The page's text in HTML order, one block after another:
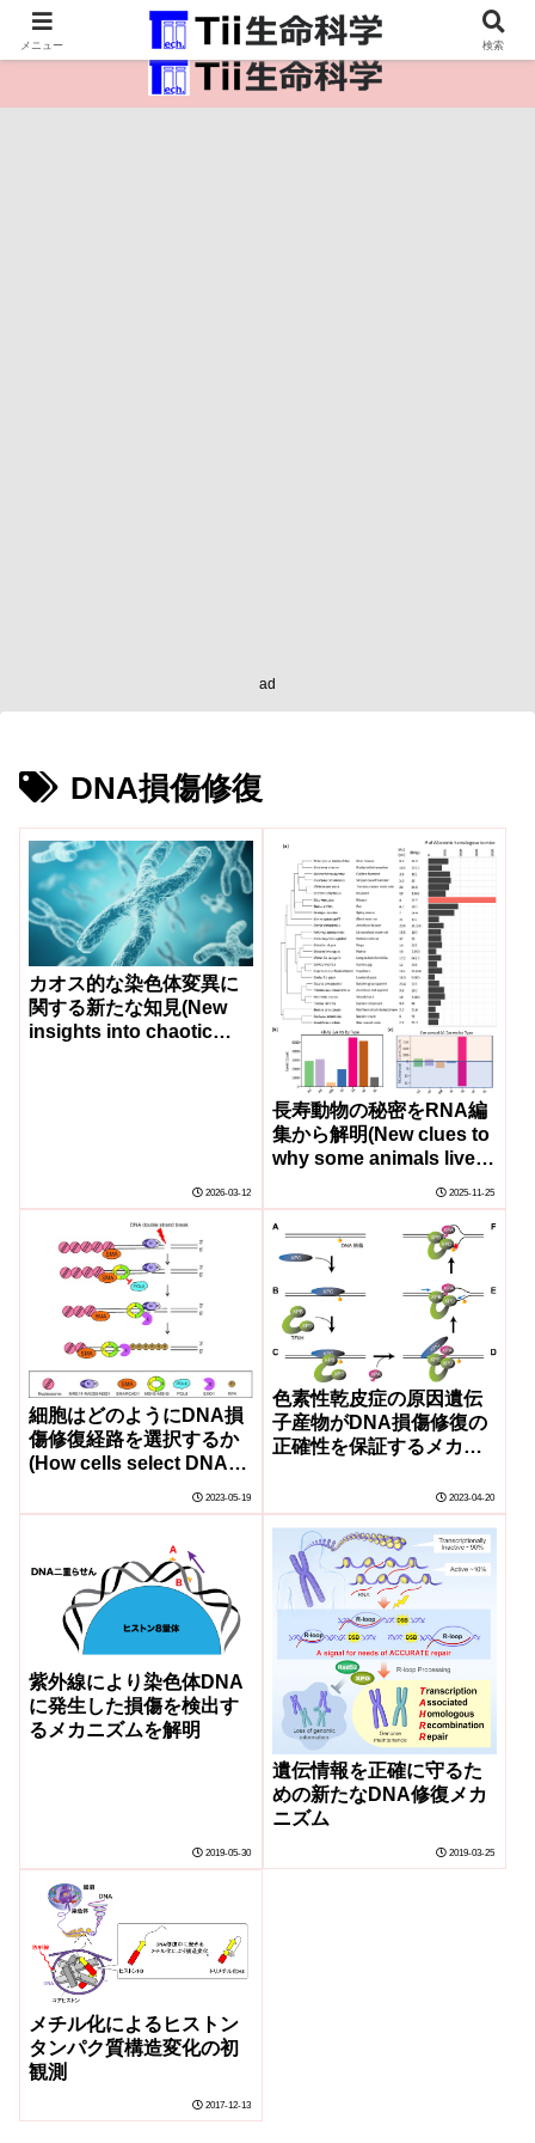
医療保健・生命・生物の情報インフラ。
ad
DNA損傷修復
カオス的な染色体変異に
関する新たな知見(New
insights into chaotic
2026-03-12
長寿動物の秘密をRNA編
集から解明(New clues to
why some animals live
2025-11-25
細胞はどのようにDNA損
傷修復経路を選択するか
(How cells select DNA
pathways)
2023-05-19
色素性乾皮症の原因遺伝
子産物がDNA損傷修復の
正確性を保証するメカニ
2023-04-20
紫外線により染色体DNA
に発生した損傷を検出す
るメカニズムを解明
2019-05-30
遺伝情報を正確に守るた
めの新たなDNA修復メカ
ニズム
2019-03-25
メチル化によるヒストン
タンパク質構造変化の初
観測
2017-12-13
メニュー 検索